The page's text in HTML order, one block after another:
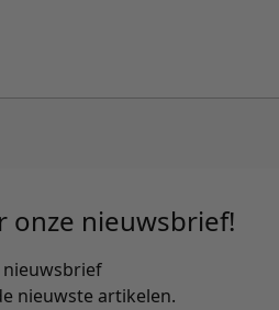
onze nieuwsbrief!
nieuwsbrief
nieuwste artikelen.